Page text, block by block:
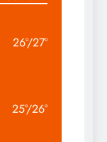
26°/27°
25°/26°